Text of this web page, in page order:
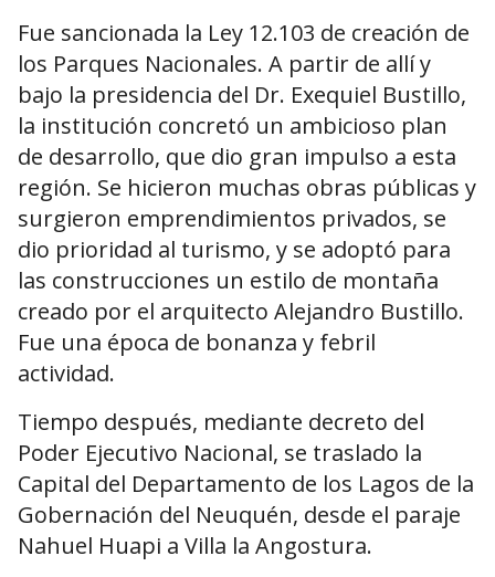
Fue sancionada la Ley 12.103 de creación de
los Parques Nacionales. A partir de allí y
bajo la presidencia del Dr. Exequiel Bustillo,
la institución concretó un ambicioso plan
de desarrollo, que dio gran impulso a esta
región. Se hicieron muchas obras públicas y
surgieron emprendimientos privados, se
dio prioridad al turismo, y se adoptó para
las construcciones un estilo de montaña
creado por el arquitecto Alejandro Bustillo.
Fue una época de bonanza y febril
actividad.
Tiempo después, mediante decreto del
Poder Ejecutivo Nacional, se traslado la
Capital del Departamento de los Lagos de la
Gobernación del Neuquén, desde el paraje
Nahuel Huapi a Villa la Angostura.